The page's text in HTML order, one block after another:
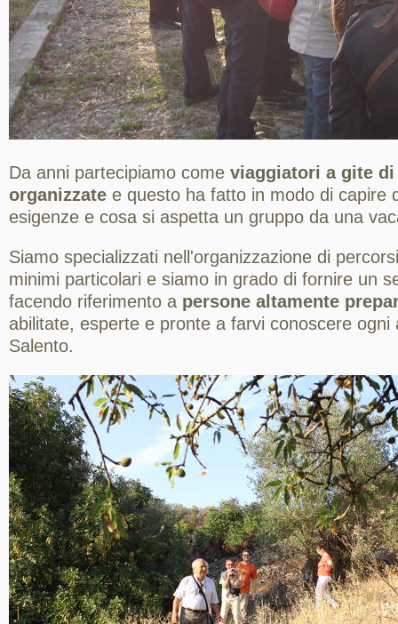
Da anni partecipiamo come viaggiatori a gite
organizzate e questo ha fatto in modo di capire
esigenze e cosa si aspetta un gruppo da una
Siamo specializzati nell'organizzazione di
minimi particolari e siamo in grado di fornire un
facendo riferimento a persone altamente
abilitate, esperte e pronte a farvi conoscere ogni
Salento.